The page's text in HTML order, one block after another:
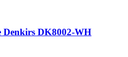
DK8002-WH